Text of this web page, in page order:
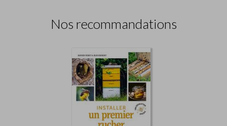
Nos recommandations